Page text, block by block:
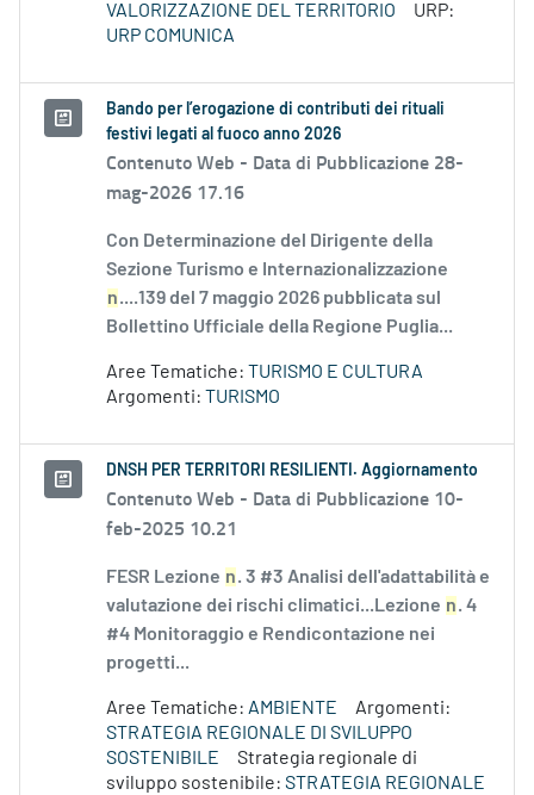
VALORIZZAZIONE DEL TERRITORIO
URP:
URP COMUNICA
Bando per l’erogazione di contributi dei rituali
festivi legati al fuoco anno 2026
Contenuto Web - Data di Pubblicazione 28-
mag-2026 17.16
Con Determinazione del Dirigente della
Sezione Turismo e Internazionalizzazione
n....139 del 7 maggio 2026 pubblicata sul
Bollettino Ufficiale della Regione Puglia...
Aree Tematiche: TURISMO E CULTURA
Argomenti: TURISMO
DNSH PER TERRITORI RESILIENTI. Aggiornamento
Contenuto Web - Data di Pubblicazione 10-
feb-2025 10.21
FESR Lezione n. 3 #3 Analisi dell'adattabilità e
valutazione dei rischi climatici...Lezione n. 4
#4 Monitoraggio e Rendicontazione nei
progetti...
Aree Tematiche: AMBIENTE
Argomenti:
STRATEGIA REGIONALE DI SVILUPPO
SOSTENIBILE
Strategia regionale di
sviluppo sostenibile: STRATEGIA REGIONALE